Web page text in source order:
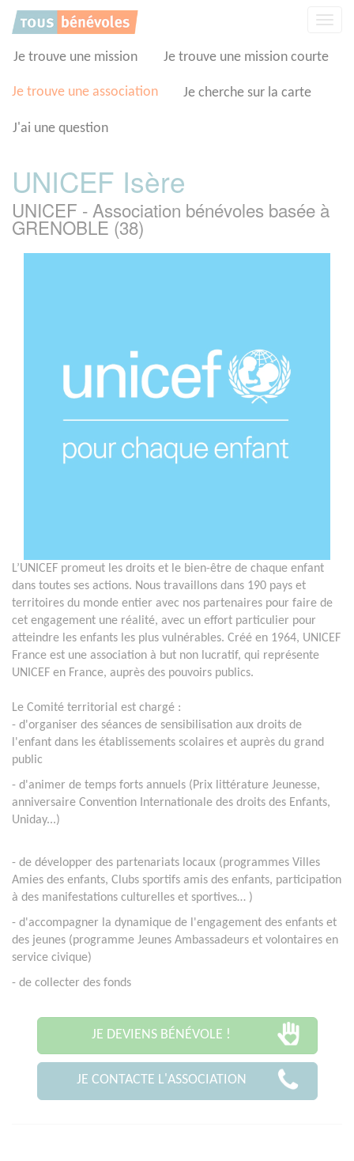
Je trouve une mission Je trouve une mission courte
Je trouve une association Je cherche sur la carte
J'ai une question
UNICEF Isère
UNICEF - Association bénévoles basée à
GRENOBLE (38)
L’UNICEF promeut les droits et le bien-être de chaque enfant
dans toutes ses actions. Nous travaillons dans 190 pays et
territoires du monde entier avec nos partenaires pour faire de
cet engagement une réalité, avec un effort particulier pour
atteindre les enfants les plus vulnérables. Créé en 1964, UNICEF
France est une association à but non lucratif, qui représente
UNICEF en France, auprès des pouvoirs publics.
Le Comité territorial est chargé :
- d'organiser des séances de sensibilisation aux droits de
l'enfant dans les établissements scolaires et auprès du grand
public
- d'animer de temps forts annuels (Prix littérature Jeunesse,
anniversaire Convention Internationale des droits des Enfants,
Uniday...)
- de développer des partenariats locaux (programmes Villes
Amies des enfants, Clubs sportifs amis des enfants, participation
à des manifestations culturelles et sportives… )
- d'accompagner la dynamique de l'engagement des enfants et
des jeunes (programme Jeunes Ambassadeurs et volontaires en
service civique)
- de collecter des fonds
JE DEVIENS BÉNÉVOLE !
JE CONTACTE L'ASSOCIATION
Panneau de gestion des cookies